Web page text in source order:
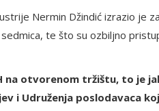
Nermin Džindić izrazio je
te što su ozbiljno
na otvorenom tržištu, to je
i Udruženja poslodavaca